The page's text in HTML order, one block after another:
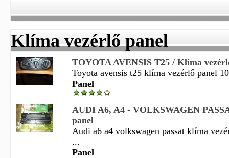
Klíma vezérlő panel
TOYOTA AVENSIS T25 / Klíma
Toyota avensis t25 klíma vezérlő panel
Panel
AUDI A6, A4 - VOLKSWAGEN
panel
Audi a6 a4 volkswagen passat klíma
...
Panel